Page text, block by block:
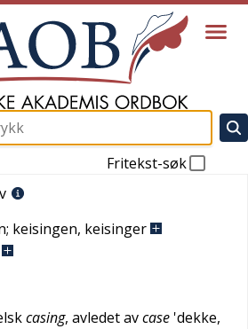
Fritekst-søk
; keisingen, keisinger
casing, avledet avcase 'dekke,